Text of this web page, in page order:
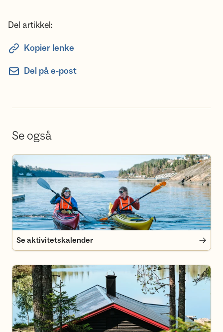
Del artikkel:
Kopier lenke
Del på e-post
Se også
Se aktivitetskalender
Se aktivitetskalender
Finn deg en hytte i Oslomarka